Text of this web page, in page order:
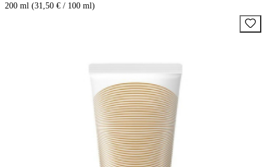
200 ml (31,50 € / 100 ml)